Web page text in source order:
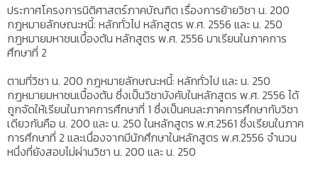
ประกาศโครงการนิติศาสตร์ภาคบัณฑิต เรื่องการย้ายวิชา น. 200
กฎหมายลักษณะหนี้: หลักทั่วไป หลักสูตร พ.ศ. 2556 และ น. 250
กฎหมายมหาชนเบื้องต้น หลักสูตร พ.ศ. 2556 มาเรียนในภาคการ
ศึกษาที่ 2
ตามที่วิชา น. 200 กฎหมายลักษณะหนี้: หลักทั่วไป และ น. 250
กฎหมายมหาชนเบื้องต้น ซึ่งเป็นวิชาบังคับในหลักสูตร พ.ศ. 2556 ได้
ถูกจัดให้เรียนในภาคการศึกษาที่ 1 ซึ่งเป็นคนละภาคการศึกษากับวิชา
เดียวกันคือ น. 200 และ น. 250 ในหลักสูตร พ.ศ.2561 ซึ่งเรียนในภาค
การศึกษาที่ 2 และเนื่องจากมีนักศึกษาในหลักสูตร พ.ศ.2556 จำนวน
หนึ่งที่ยังสอบไม่ผ่านวิชา น. 200 และ น. 250